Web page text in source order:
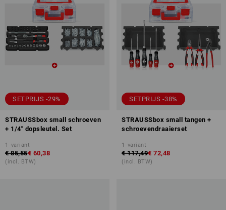
SETPRIJS -29%
STRAUSSbox small schroeven
+ 1/4" dopsleutel. Set
1 variant
€ 85,55€ 60,38
(incl. BTW)
SETPRIJS -38%
STRAUSSbox small tangen +
schroevendraaierset
1 variant
€ 117,49€ 72,48
(incl. BTW)